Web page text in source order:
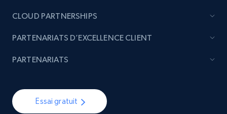
Essai gratuit
CLOUD PARTNERSHIPS
PARTENARIATS D’EXCELLENCE CLIENT
PARTENARIATS